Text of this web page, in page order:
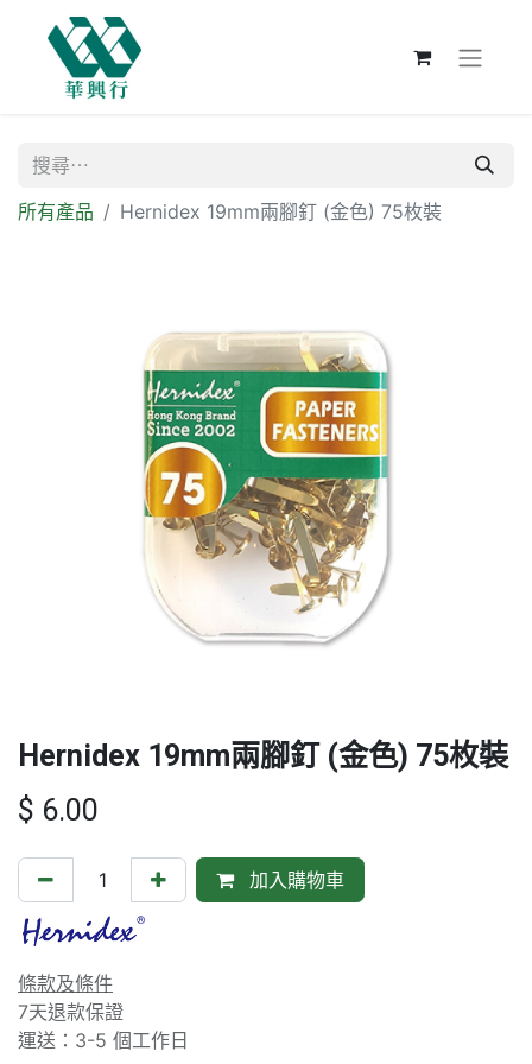
所有產品 Hernidex 19mm兩腳釘 (金色) 75枚裝
Hernidex 19mm兩腳釘 (金色) 75枚裝
$ 6.00
加入購物車
條款及條件
7天退款保證
運送：3-5 個工作日